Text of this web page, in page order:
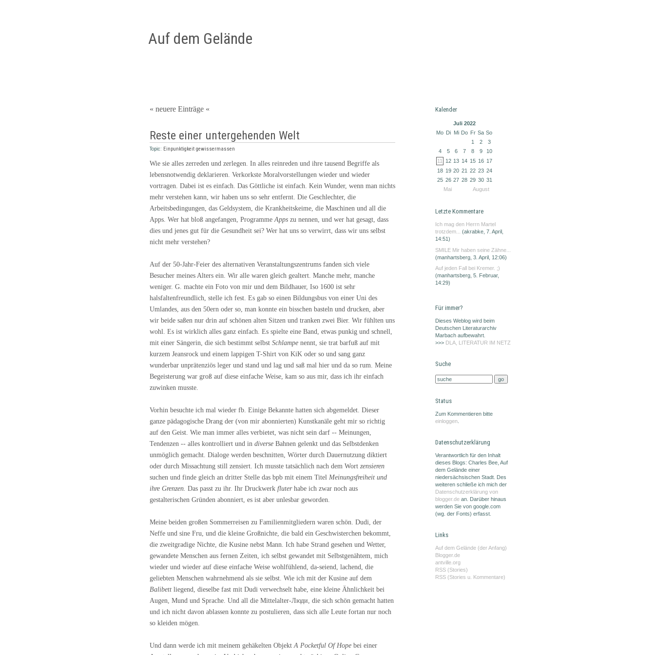
Auf dem Gelände
« neuere Einträge «
Reste einer untergehenden Welt
Topic: Einpunktigkeit gewissermassen
Wie sie alles zerreden und zerlegen. In alles reinreden und ihre tausend Begriffe als
lebensnotwendig deklarieren. Verkorkste Moralvorstellungen wieder und wieder
vortragen. Dabei ist es einfach. Das Göttliche ist einfach. Kein Wunder, wenn man nichts
mehr verstehen kann, wir haben uns so sehr entfernt. Die Geschlechter, die
Arbeitsbedingungen, das Geldsystem, die Krankheitskeime, die Maschinen und all die
Apps. Wer hat bloß angefangen, Programme Apps zu nennen, und wer hat gesagt, dass
dies und jenes gut für die Gesundheit sei? Wer hat uns so verwirrt, dass wir uns selbst
nicht mehr verstehen?
Auf der 50-Jahr-Feier des alternativen Veranstaltungszentrums fanden sich viele
Besucher meines Alters ein. Wir alle waren gleich gealtert. Manche mehr, manche
weniger. G. machte ein Foto von mir und dem Bildhauer, Iso 1600 ist sehr
halsfaltenfreundlich, stelle ich fest. Es gab so einen Bildungsbus von einer Uni des
Umlandes, aus den 50ern oder so, man konnte ein bisschen basteln und drucken, aber
wir beide saßen nur drin auf schönen alten Sitzen und tranken zwei Bier. Wir fühlten uns
wohl. Es ist wirklich alles ganz einfach. Es spielte eine Band, etwas punkig und schnell,
mit einer Sängerin, die sich bestimmt selbst Schlampe nennt, sie trat barfuß auf mit
kurzem Jeansrock und einem lappigen T-Shirt von KiK oder so und sang ganz
wunderbar unprätenziös leger und stand und lag und saß mal hier und da so rum. Meine
Begeisterung war groß auf diese einfache Weise, kam so aus mir, dass ich ihr einfach
zuwinken musste.
Vorhin besuchte ich mal wieder fb. Einige Bekannte hatten sich abgemeldet. Dieser
ganze pädagogische Drang der (von mir abonnierten) Kunstkanäle geht mir so richtig
auf den Geist. Wie man immer alles verbietet, was nicht sein darf -- Meinungen,
Tendenzen -- alles kontrolliert und in diverse Bahnen gelenkt und das Selbstdenken
unmöglich gemacht. Dialoge werden beschnitten, Wörter durch Dauernutzung diktiert
oder durch Missachtung still zensiert. Ich musste tatsächlich nach dem Wort zensieren
suchen und finde gleich an dritter Stelle das bpb mit einem Titel Meinungsfreiheit und
ihre Grenzen. Das passt zu ihr. Ihr Druckwerk fluterhabe ich zwar noch aus
gestalterischen Gründen abonniert, es ist aber unlesbar geworden.
Meine beiden großen Sommerreisen zu Familienmitgliedern waren schön. Dudi, der
Neffe und sine Fru, und die kleine Großnichte, die bald ein Geschwisterchen bekommt,
die zweitgradige Nichte, die Kusine nebst Mann. Ich habe Strand gesehen und Wetter,
gewandete Menschen aus fernen Zeiten, ich selbst gewandet mit Selbstgenähtem, mich
wieder und wieder auf diese einfache Weise wohlfühlend, da-seiend, lachend, die
geliebten Menschen wahrnehmend als sie selbst. Wie ich mit der Kusine auf dem
Balibett liegend, dieselbe fast mit Dudi verwechselt habe, eine kleine Ähnlichkeit bei
Augen, Mund und Sprache. Und all die Mittelalter-Люди, die sich schön gemacht hatten
und ich nicht davon ablassen konnte zu postulieren, dass sich alle Leute fortan nur noch
so kleiden mögen.
Und dann werde ich mit meinem gehäkelten Objekt A Pocketful Of Hope bei einer
Kalender
Juli 2022
Mo Di Mi Do Fr Sa So
1
2
3
4
5 6 7 8 9
10
11
12 13 14 15 16 17
18 19 20 21 22 23 24
25 26 27 28 29 30 31
Mai
August
Letzte Kommentare
Ich mag den Herrn Martel
trotzdem...
(akrabke, 7. April,
14:51)
SMILE Mir haben seine Zähne...
(manhartsberg, 3. April, 12:06)
Auf jeden Fall bei Kremer. ;)
(manhartsberg, 5. Februar,
14:29)
Für immer?
Dieses Weblog wird beim
Deutschen Literaturarchiv
Marbach aufbewahrt.
>>> DLA, LITERATUR IM NETZ
Suche
Status
Zum Kommentieren bitte
einloggen
Datenschutzerklärung
Verantwortlich für den Inhalt
dieses Blogs: Charles Bee, Auf
dem Gelände einer
niedersächsischen Stadt. Des
weiteren schließe ich mich der
Datenschutzerklärung von
blogger.de an. Darüber hinaus
werden Sie von google.com
(wg. der Fonts) erfasst.
Links
Auf dem Gelände (der Anfang)
Blogger.de
antville.org
RSS (Stories)
RSS (Stories u. Kommentare)